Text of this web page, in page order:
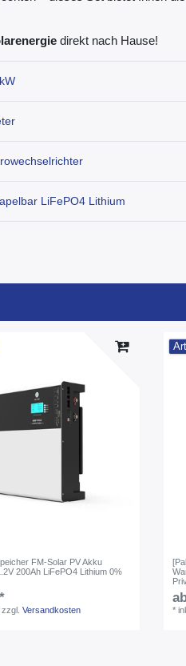
direkt nach Hause!
LiFePO4 Lithium
FM-Solar PV Akku
200Ah LiFePO4 Lithium 0%
zzgl.Versandkosten *